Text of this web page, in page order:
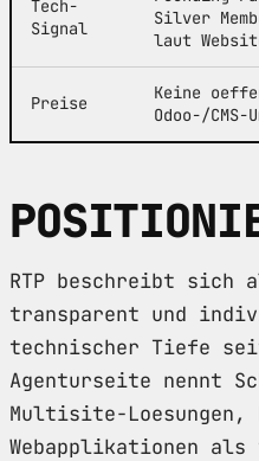
Tech-
Signal
Silver
laut
Preise
Keine
Odoo-/
RTP beschreibt sich
transparent und
technischer Tiefe
Agenturseite nennt
Multisite-Loesungen,
Webapplikationen